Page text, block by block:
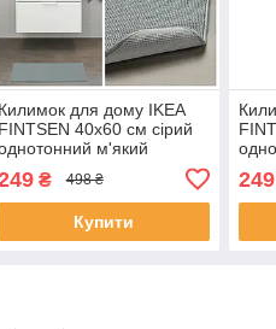
Килимок для дому IKEA
FINTSEN 40x60 см сірий
м'який
кімнати 005.097.86
₴ 498 ₴
Купити
249